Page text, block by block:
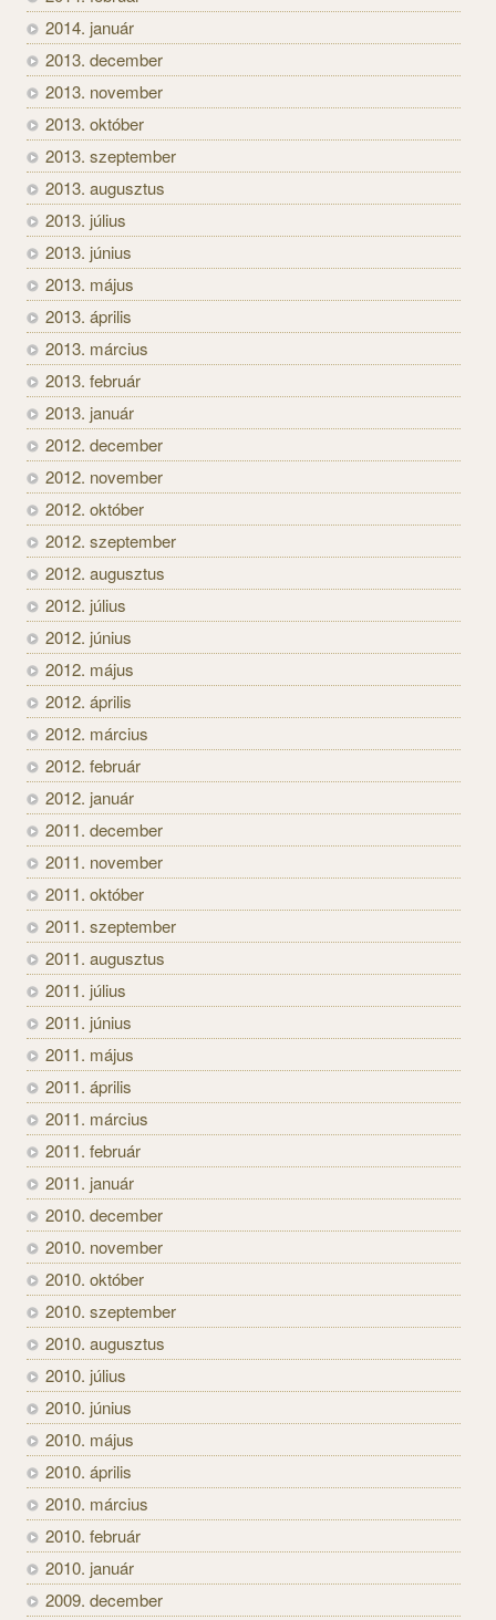
2014. január
2013. december
2013. november
2013. október
2013. szeptember
2013. augusztus
2013. július
2013. június
2013. május
2013. április
2013. március
2013. február
2013. január
2012. december
2012. november
2012. október
2012. szeptember
2012. augusztus
2012. július
2012. június
2012. május
2012. április
2012. március
2012. február
2012. január
2011. december
2011. november
2011. október
2011. szeptember
2011. augusztus
2011. július
2011. június
2011. május
2011. április
2011. március
2011. február
2011. január
2010. december
2010. november
2010. október
2010. szeptember
2010. augusztus
2010. július
2010. június
2010. május
2010. április
2010. március
2010. február
2010. január
2009. december